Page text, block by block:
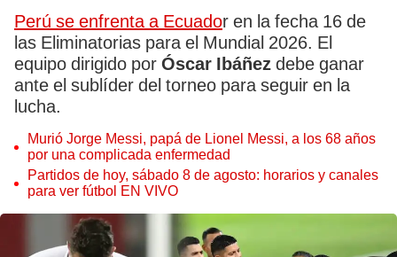
Perú se enfrenta a Ecuador en la fecha 16 de
las Eliminatorias para el Mundial 2026. El
equipo dirigido por Óscar Ibáñez debe ganar
ante el sublíder del torneo para seguir en la
lucha.
Murió Jorge Messi, papá de Lionel Messi, a los 68 años
por una complicada enfermedad
Partidos de hoy, sábado 8 de agosto: horarios y canales
para ver fútbol EN VIVO